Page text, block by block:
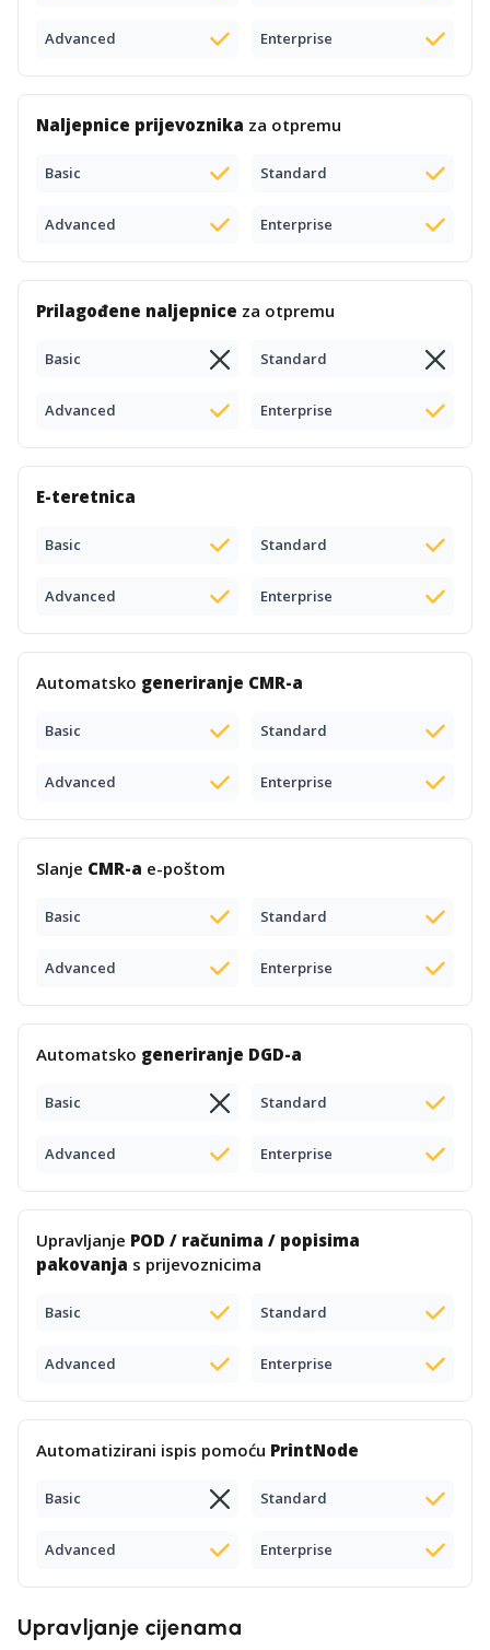
Advanced Enterprise
Naljepnice prijevoznika za otpremu
Basic Standard
Advanced Enterprise
Prilagođene naljepnice za otpremu
Basic Standard
Advanced Enterprise
E-teretnica
Basic Standard
Advanced Enterprise
Automatsko generiranje CMR-a
Basic Standard
Advanced Enterprise
Slanje CMR-a e-poštom
Basic Standard
Advanced Enterprise
Automatsko generiranje DGD-a
Basic Standard
Advanced Enterprise
Upravljanje POD / računima / popisima
pakovanja s prijevoznicima
Basic Standard
Advanced Enterprise
Automatizirani ispis pomoću PrintNode
Basic Standard
Advanced Enterprise
Upravljanje cijenama